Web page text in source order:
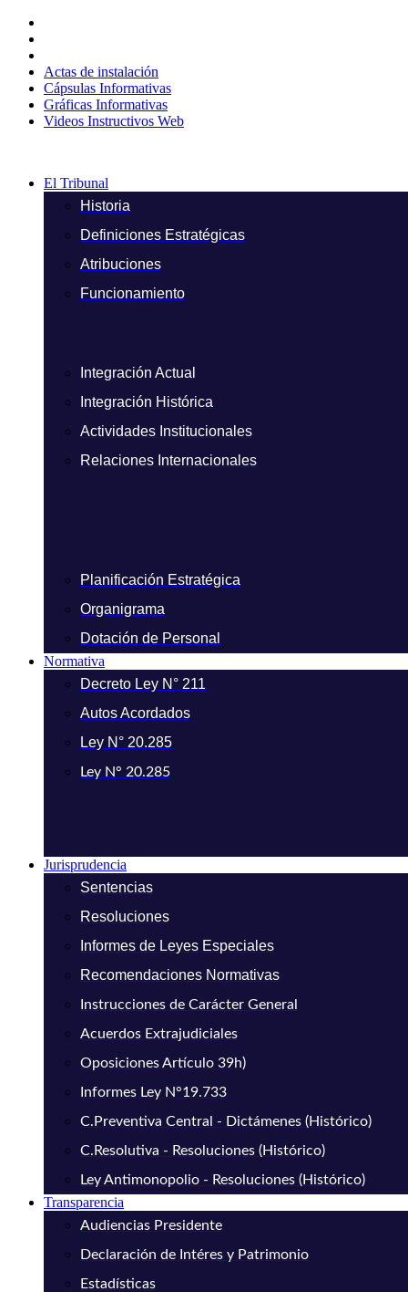
contenido
Actas de instalación
Cápsulas Informativas
Gráficas Informativas
Videos Instructivos Web
El Tribunal
Historia
Definiciones Estratégicas
Atribuciones
Funcionamiento
Integración Actual
Integración Histórica
Actividades Institucionales
Relaciones Internacionales
Planificación Estratégica
Organigrama
Dotación de Personal
Normativa
Decreto Ley N° 211
Autos Acordados
Ley N° 20.285
Ley N° 20.285
Jurisprudencia
Sentencias
Resoluciones
Informes de Leyes Especiales
Recomendaciones Normativas
Instrucciones de Carácter General
Acuerdos Extrajudiciales
Oposiciones Artículo 39h)
Informes Ley N°19.733
C.Preventiva Central - Dictámenes (Histórico)
C.Resolutiva - Resoluciones (Histórico)
Ley Antimonopolio - Resoluciones (Histórico)
Transparencia
Audiencias Presidente
Declaración de Intéres y Patrimonio
Estadísticas